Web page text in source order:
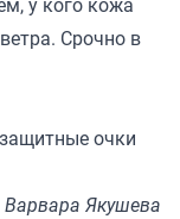
Срочно в
очки
Варвара Якушева